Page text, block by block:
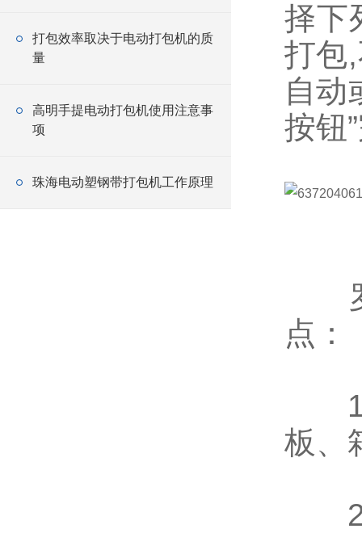
打包效率取决于电动打包机的质
量
高明手提电动打包机使用注意事
项
珠海电动塑钢带打包机工作原理
择下
打包
自动
按钮
罗
点：
1、
板、
2、